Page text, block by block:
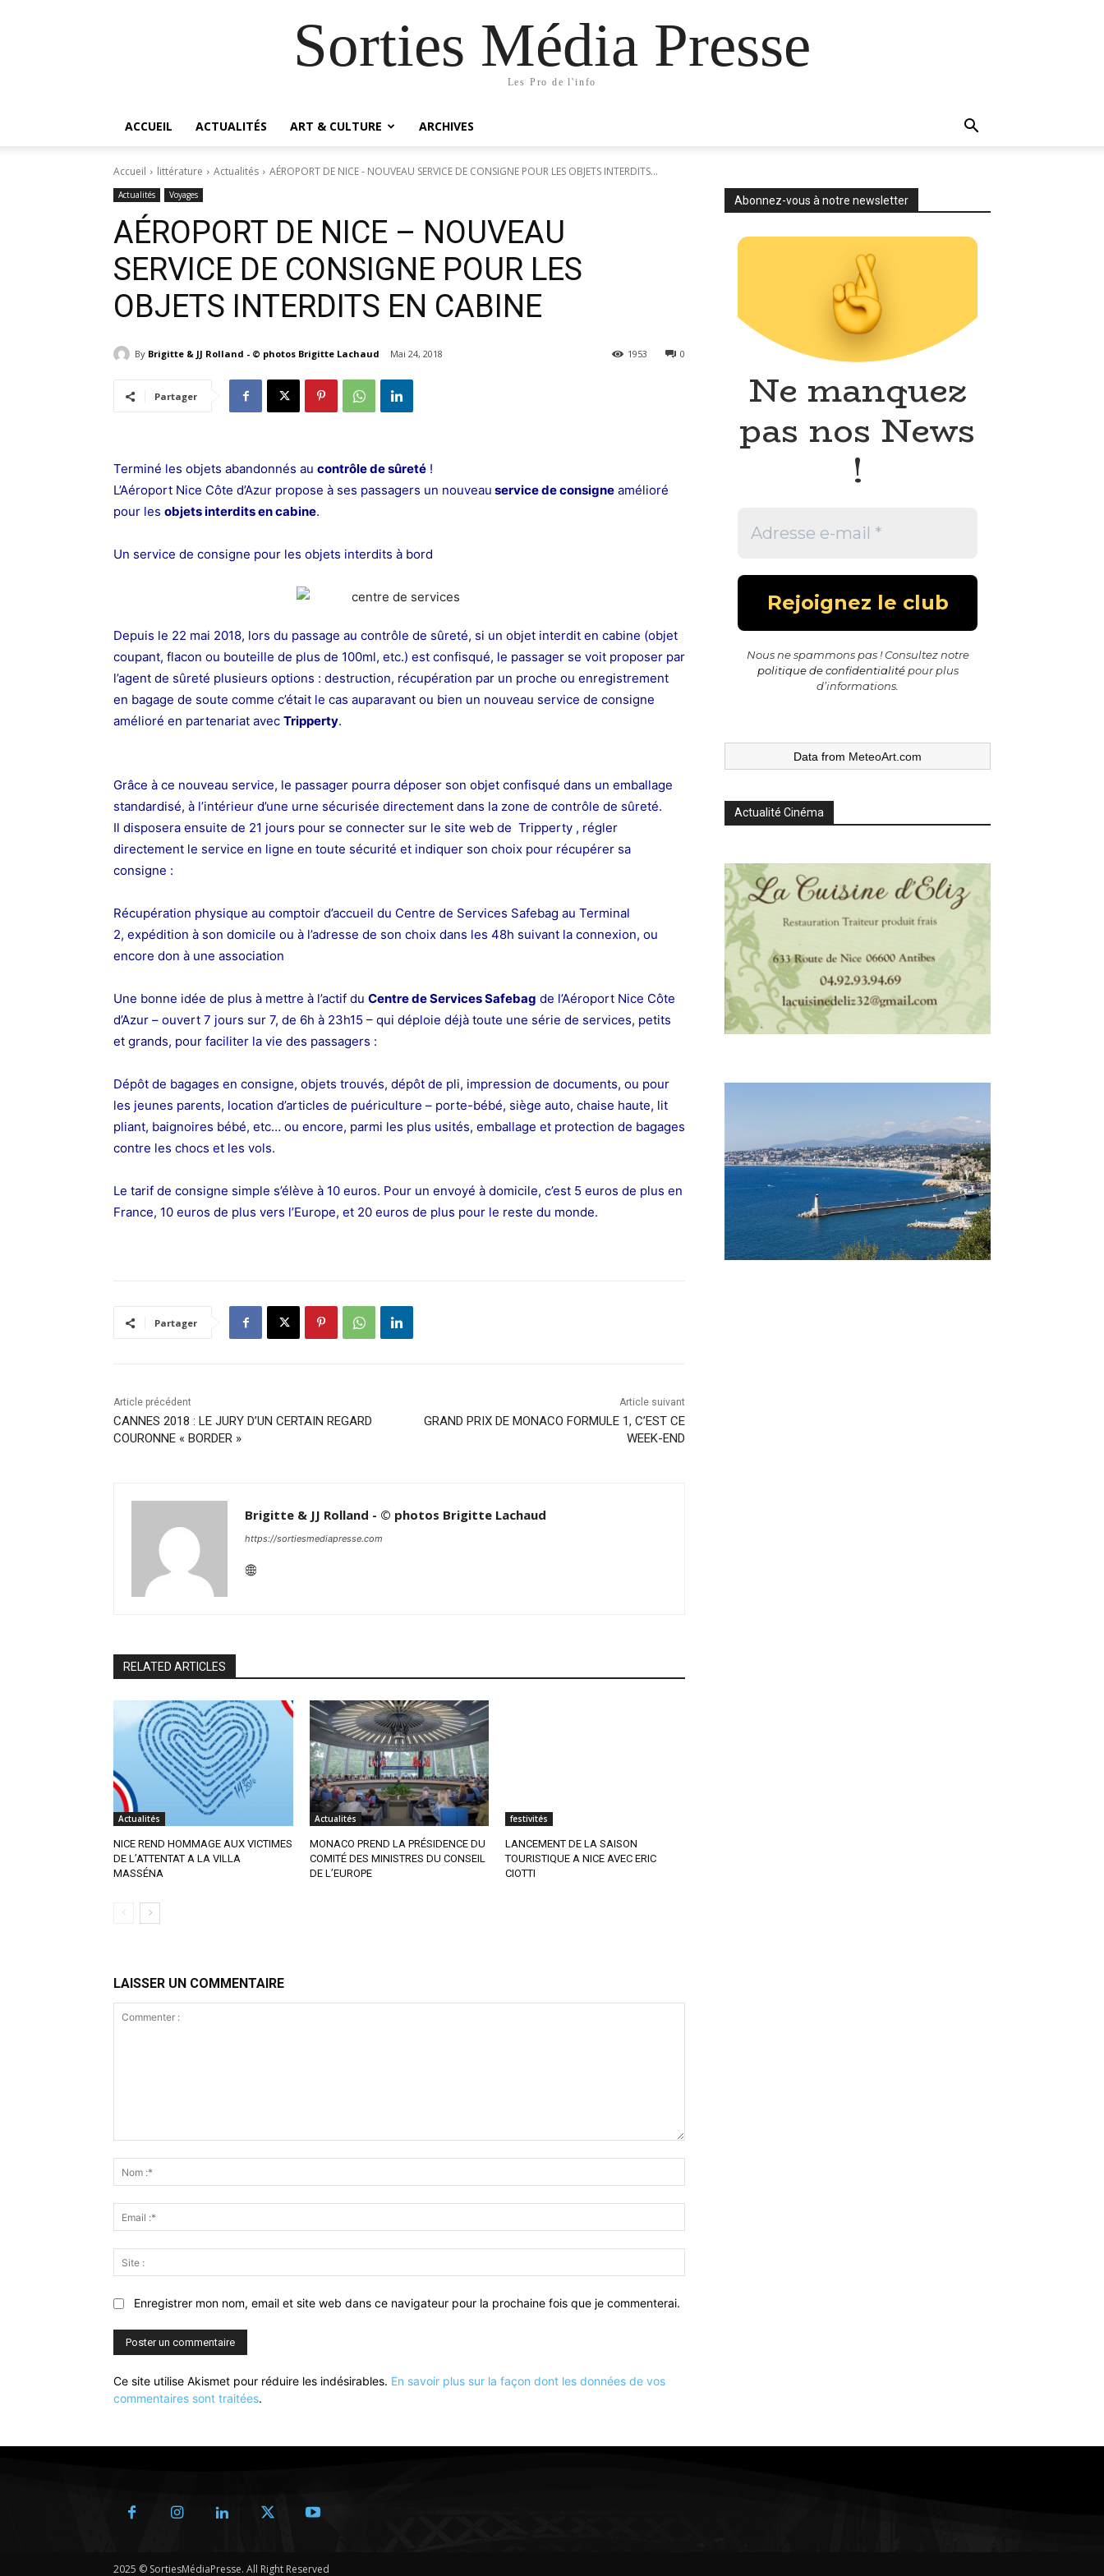
Sorties Média Presse
Les Pro de l'info
ACCUEIL ACTUALITÉS ART & CULTURE ARCHIVES
Accueil littérature Actualités AÉROPORT DE NICE - NOUVEAU SERVICE DE CONSIGNE POUR LES OBJETS INTERDITS...
Actualités Voyages
AÉROPORT DE NICE – NOUVEAU
SERVICE DE CONSIGNE POUR LES
OBJETS INTERDITS EN CABINE
By Brigitte & JJ Rolland - © photos Brigitte Lachaud Mai 24, 2018 0
1953
Partager
Terminé les objets abandonnés au contrôle de sûreté !
L’Aéroport Nice Côte d’Azur propose à ses passagers un nouveau service de consigne amélioré
pour les objets interdits en cabine.
Un service de consigne pour les objets interdits à bord
Depuis le 22 mai 2018, lors du passage au contrôle de sûreté, si un objet interdit en cabine (objet
coupant, flacon ou bouteille de plus de 100ml, etc.) est confisqué, le passager se voit proposer par
l’agent de sûreté plusieurs options : destruction, récupération par un proche ou enregistrement
en bagage de soute comme c’était le cas auparavant ou bien un nouveau service de consigne
amélioré en partenariat avec Tripperty.
Grâce à ce nouveau service, le passager pourra déposer son objet confisqué dans un emballage
standardisé, à l’intérieur d’une urne sécurisée directement dans la zone de contrôle de sûreté.
Il disposera ensuite de 21 jours pour se connecter sur le site web de Tripperty , régler
directement le service en ligne en toute sécurité et indiquer son choix pour récupérer sa
consigne :
Récupération physique au comptoir d’accueil du Centre de Services Safebag au Terminal
2, expédition à son domicile ou à l’adresse de son choix dans les 48h suivant la connexion, ou
encore don à une association
Une bonne idée de plus à mettre à l’actif du Centre de Services Safebag de l’Aéroport Nice Côte
d’Azur – ouvert 7 jours sur 7, de 6h à 23h15 – qui déploie déjà toute une série de services, petits
et grands, pour faciliter la vie des passagers :
Dépôt de bagages en consigne, objets trouvés, dépôt de pli, impression de documents, ou pour
les jeunes parents, location d’articles de puériculture – porte-bébé, siège auto, chaise haute, lit
pliant, baignoires bébé, etc… ou encore, parmi les plus usités, emballage et protection de bagages
contre les chocs et les vols.
Le tarif de consigne simple s’élève à 10 euros. Pour un envoyé à domicile, c’est 5 euros de plus en
France, 10 euros de plus vers l’Europe, et 20 euros de plus pour le reste du monde.
Partager
Article précédent
CANNES 2018 : LE JURY D’UN CERTAIN REGARD
COURONNE « BORDER »
Article suivant
GRAND PRIX DE MONACO FORMULE 1, C’EST CE
WEEK-END
Brigitte & JJ Rolland - © photos Brigitte Lachaud
https://sortiesmediapresse.com
RELATED ARTICLES
Actualités
NICE REND HOMMAGE AUX VICTIMES
DE L’ATTENTAT A LA VILLA
MASSÉNA
Actualités
MONACO PREND LA PRÉSIDENCE DU
COMITÉ DES MINISTRES DU CONSEIL
DE L’EUROPE
festivités
LANCEMENT DE LA SAISON
TOURISTIQUE A NICE AVEC ERIC
CIOTTI
LAISSER UN COMMENTAIRE
:*
:*
:
Enregistrer mon nom, email et site web dans ce navigateur pour la prochaine fois que je commenterai.
Ce site utilise Akismet pour réduire les indésirables. En savoir plus sur la façon dont les données de vos
commentaires sont traitées.
Abonnez-vous à notre newsletter
Ne manquez
pas nos News
!
Nous ne spammons pas ! Consultez notre
politique de confidentialitépour plus
d’informations.
Data from MeteoArt.com
Actualité Cinéma
2025 © SortiesMédiaPresse. All Right Reserved